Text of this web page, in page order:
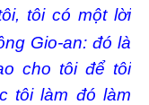
tôi có một lời
Gio-an: đó là
cho tôi để tôi
tôi làm đó làm